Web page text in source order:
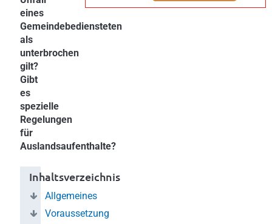
eines
Gemeindebediensteten
als
unterbrochen
gilt?
Gibt
es
spezielle
Regelungen
für
Auslandsaufenthalte?
Inhaltsverzeichnis
Allgemeines
Voraussetzung